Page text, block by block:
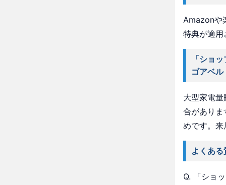
Amazonや
特典が適用
「ショ
ゴアベ
大型家電
合がありま
めです。来
よくある
Q. 「ショ